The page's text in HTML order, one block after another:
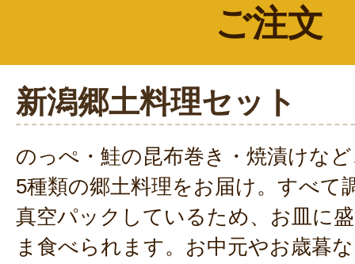
ご注文
新潟郷土料理セット
のっぺ・鮭の昆布巻き・焼漬けな
5種類の郷土料理をお届け。すべて
真空パックしているため、お皿に
ま食べられます。お中元やお歳暮